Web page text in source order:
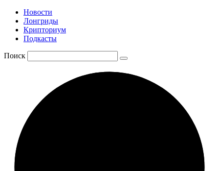
Новости
Лонгриды
Крипториум
Подкасты
Поиск